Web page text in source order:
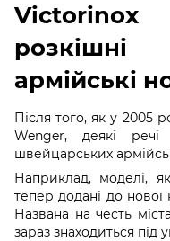
армійські
Після того, як у 2005
Wenger, деякі
швейцарських
Наприклад, моделі,
тепер додані до нової
Названа на честь
зараз знаходиться під